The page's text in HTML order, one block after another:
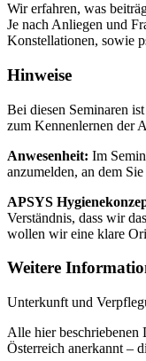
Wir erfahren, was
Je nach Anliegen und
Konstellationen, sowie
Hinweise
Bei diesen Seminaren
zum Kennenlernen der
Anwesenheit: Im
anzumelden, an dem
APSYS
Verständnis, dass wir
wollen wir eine klare
Weitere
Unterkunft und
Alle hier beschriebenen
Österreich anerkannt –